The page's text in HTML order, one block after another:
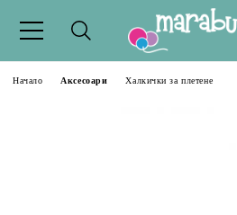
Начало Аксесоари Халкички за плетене